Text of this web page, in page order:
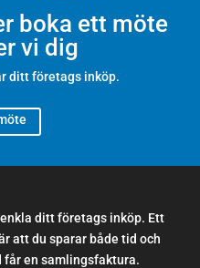
boka ett möte
vi dig
ditt företags inköp.
ditt företags inköp. Ett
att du sparar både tid och
får en samlingsfaktura.